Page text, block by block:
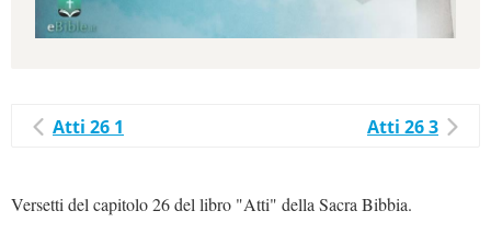
Atti 26 1 Atti 26 3
Versetti del capitolo 26 del libro "Atti" della Sacra Bibbia.